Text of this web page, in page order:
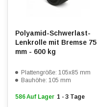
Polyamid-Schwerlast-
Lenkrolle mit Bremse 75
mm - 600 kg
Plattengröße: 105x85 mm
Bauhöhe: 105 mm
586 Auf Lager 1 - 3 Tage